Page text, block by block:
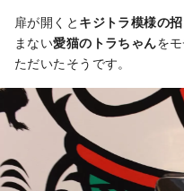
扉が開くと キジトラ模様の
まない愛猫のトラちゃんを
ただいたそうです。